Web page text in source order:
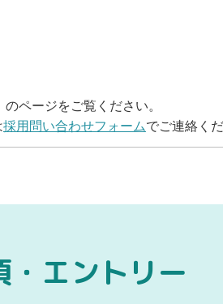
のページをご覧ください。
採用問い合わせフォームでご連絡く
・エントリー